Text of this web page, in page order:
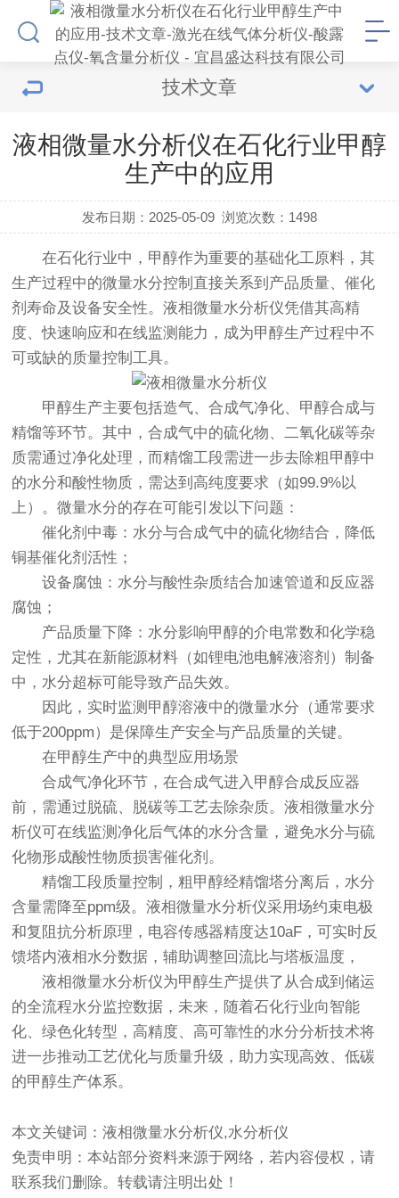
技术文章
液相微量水分析仪在石化行业甲醇
生产中的应用
发布日期：2025-05-09 浏览次数： 1498
在石化行业中，甲醇作为重要的基础化工原料，其
生产过程中的微量水分控制直接关系到产品质量、催化
剂寿命及设备安全性。液相微量水分析仪凭借其高精
度、快速响应和在线监测能力，成为甲醇生产过程中不
可或缺的质量控制工具。
甲醇生产主要包括造气、合成气净化、甲醇合成与
精馏等环节。其中，合成气中的硫化物、二氧化碳等杂
质需通过净化处理，而精馏工段需进一步去除粗甲醇中
的水分和酸性物质，需达到高纯度要求（如99.9%以
上）。微量水分的存在可能引发以下问题：
催化剂中毒：水分与合成气中的硫化物结合，降低
铜基催化剂活性；
设备腐蚀：水分与酸性杂质结合加速管道和反应器
腐蚀；
产品质量下降：水分影响甲醇的介电常数和化学稳
定性，尤其在新能源材料（如锂电池电解液溶剂）制备
中，水分超标可能导致产品失效。
因此，实时监测甲醇溶液中的微量水分（通常要求
低于200ppm）是保障生产安全与产品质量的关键。
在甲醇生产中的典型应用场景
合成气净化环节，在合成气进入甲醇合成反应器
前，需通过脱硫、脱碳等工艺去除杂质。液相微量水分
析仪可在线监测净化后气体的水分含量，避免水分与硫
化物形成酸性物质损害催化剂。
精馏工段质量控制，粗甲醇经精馏塔分离后，水分
含量需降至ppm级。液相微量水分析仪采用场约束电极
和复阻抗分析原理，电容传感器精度达10aF，可实时反
馈塔内液相水分数据，辅助调整回流比与塔板温度，
液相微量水分析仪为甲醇生产提供了从合成到储运
的全流程水分监控数据，未来，随着石化行业向智能
化、绿色化转型，高精度、高可靠性的水分分析技术将
进一步推动工艺优化与质量升级，助力实现高效、低碳
的甲醇生产体系。
本文关键词：液相微量水分析仪,水分析仪
免责申明：本站部分资料来源于网络，若内容侵权，请
联系我们删除。转载请注明出处！